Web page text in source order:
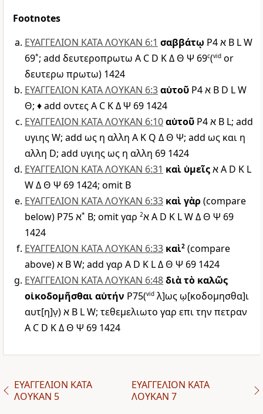
Footnotes
ΕΥΑΓΓΕΛΙΟΝ ΚΑΤΑ ΛΟΥΚΑΝ 6:1 σαββάτῳ P4א B LW
69*; add δευτεροπρωτω A C D KΔ Θ Ψ 69c(vid or
δευτερω πρωτω) 1424
ΕΥΑΓΓΕΛΙΟΝ ΚΑΤΑ ΛΟΥΚΑΝ 6:3αὐτοῦ P4א B D LW
Θ; ♦ add οντεςA C KΔΨ 69 1424
ΕΥΑΓΓΕΛΙΟΝ ΚΑΤΑ ΛΟΥΚΑΝ 6:10αὐτοῦ P4א B L; add
υγιηςW; add ως η αλλη A K Q Δ Θ Ψ; add ως και η
αλλη D; add υγιης ως η αλλη 69 1424
ΕΥΑΓΓΕΛΙΟΝ ΚΑΤΑ ΛΟΥΚΑΝ 6:31 καὶ ὑμεῖςאA D K L
WΔ Θ Ψ 69 1424; omit B
ΕΥΑΓΓΕΛΙΟΝ ΚΑΤΑ ΛΟΥΚΑΝ 6:33 καὶ γὰρ(compare
below) P75א* B; omit γαρ א2 A D K LWΔ Θ Ψ 69
1424
ΕΥΑΓΓΕΛΙΟΝ ΚΑΤΑ ΛΟΥΚΑΝ 6:33 καὶ‌2 (compare
above)א BW; add γαρ A D K LΔ Θ Ψ 69 1424
ΕΥΑΓΓΕΛΙΟΝ ΚΑΤΑ ΛΟΥΚΑΝ 6:48διὰ τὸ καλῶς
οἰκοδομῆσθαι αὐτήν P75(vid λ]ως ω̣[κοδομησθα]ι
αυτ[η]ν̣)א B LW; τεθεμελιωτο γαρ επι την πετραν
A C D KΔ Θ Ψ 69 1424
ΕΥΑΓΓΕΛΙΟΝ ΚΑΤΑ
ΛΟΥΚΑΝ 5
ΕΥΑΓΓΕΛΙΟΝ ΚΑΤΑ
ΛΟΥΚΑΝ 7